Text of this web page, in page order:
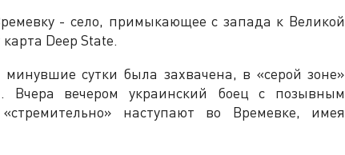
- село, примыкающее с запада к Великой
Deep State.
сутки была захвачена, в «серой зоне»
Вчера вечером украинский боец с позывным
наступают во Времевке, имея